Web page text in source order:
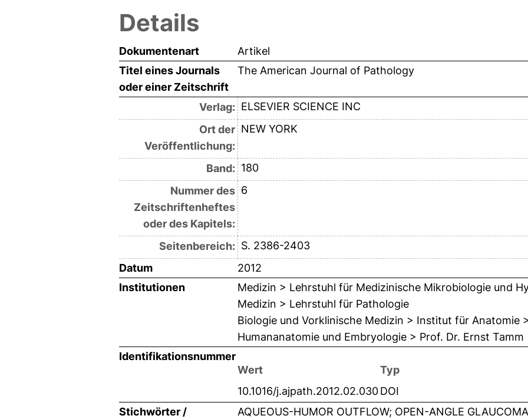
Details
Dokumentenart
Artikel
Titel eines Journals
oder einer Zeitschrift
The American Journal of Pathology
Verlag: ELSEVIER SCIENCE INC
Ort der
Veröffentlichung:
NEW YORK
Band: 180
Nummer des
Zeitschriftenheftes
oder des Kapitels:
6
Seitenbereich: S. 2386-2403
Datum
2012
Institutionen
Medizin > Lehrstuhl für Medizinische Mikrobiologie und
Medizin > Lehrstuhl für Pathologie
Biologie und Vorklinische Medizin > Institut für Anatomie
Humananatomie und Embryologie > Prof. Dr. Ernst Tamm
Identifikationsnummer
Wert
Typ
10.1016/j.ajpath.2012.02.030DOI
Stichwörter /
AQUEOUS-HUMOR OUTFLOW; OPEN-ANGLE